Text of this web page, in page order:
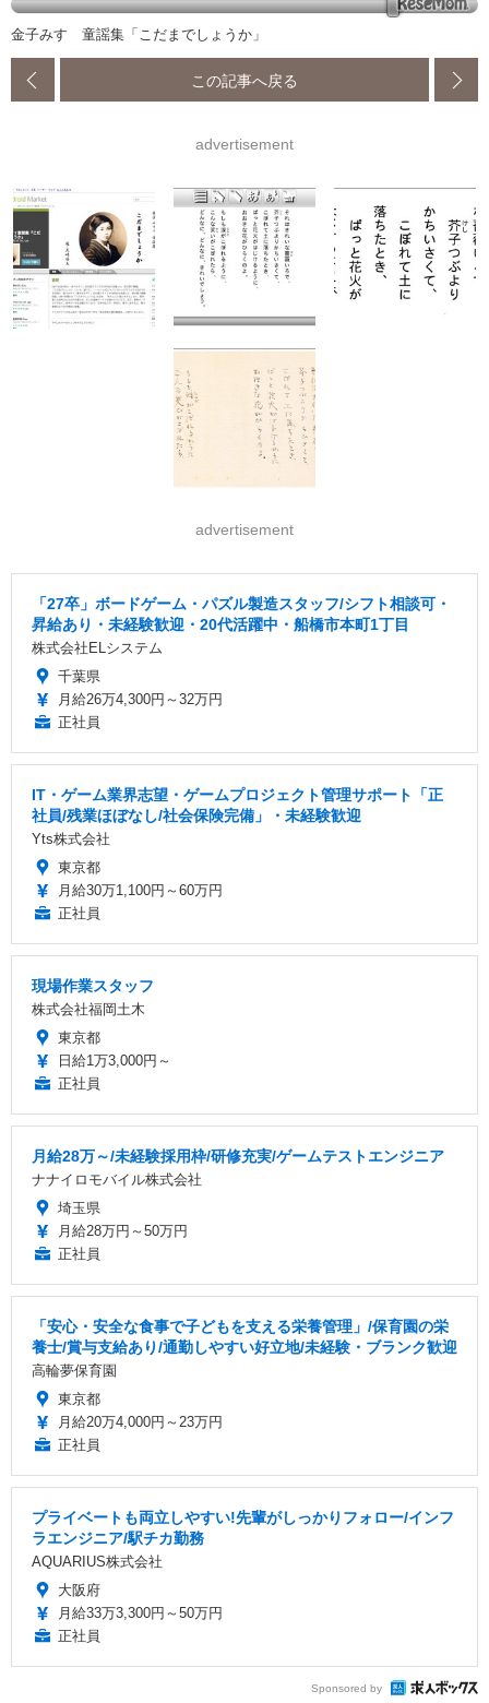
金子みすゞ童謡集「こだまでしょうか」
この記事へ戻る
advertisement
advertisement
「27卒」ボードゲーム・パズル製造スタッフ/シフト相談可・
昇給あり・未経験歓迎・20代活躍中・船橋市本町1丁目
株式会社ELシステム
千葉県
月給26万4,300円～32万円
正社員
IT・ゲーム業界志望・ゲームプロジェクト管理サポート「正
社員/残業ほぼなし/社会保険完備」・未経験歓迎
Yts株式会社
東京都
月給30万1,100円～60万円
正社員
現場作業スタッフ
株式会社福岡土木
東京都
日給1万3,000円～
正社員
月給28万～/未経験採用枠/研修充実/ゲームテストエンジニア
ナナイロモバイル株式会社
埼玉県
月給28万円～50万円
正社員
「安心・安全な食事で子どもを支える栄養管理」/保育園の栄
養士/賞与支給あり/通勤しやすい好立地/未経験・ブランク歓迎
高輪夢保育園
東京都
月給20万4,000円～23万円
正社員
プライベートも両立しやすい!先輩がしっかりフォロー/インフ
ラエンジニア/駅チカ勤務
AQUARIUS株式会社
大阪府
月給33万3,300円～50万円
正社員
Sponsored by